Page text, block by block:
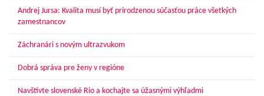
Andrej Jursa: Kvalita musí byť prirodzenou súčasťou práce všetkých
zamestnancov
Záchranári s novým ultrazvukom
Dobrá správa pre ženy v regióne
Navštívte slovenské Rio a kochajte sa úžasnými výhľadmi